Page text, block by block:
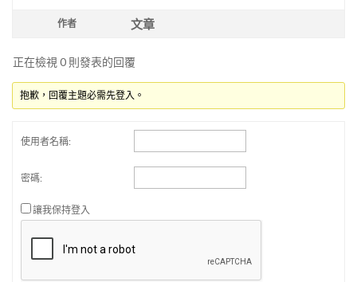
作者 文章
正在檢視 0 則發表的回覆
抱歉，回覆主題必需先登入。
使用者名稱:
密碼:
讓我保持登入